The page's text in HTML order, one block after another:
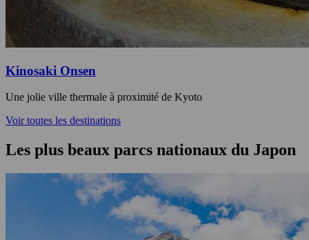
Kinosaki Onsen
Une jolie ville thermale à proximité de Kyoto
Voir toutes les destinations
Les plus beaux parcs nationaux du Japon